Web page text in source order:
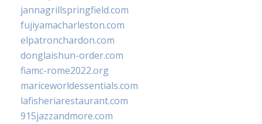
jannagrillspringfield.com
fujiyamacharleston.com
elpatronchardon.com
donglaishun-order.com
fiamc-rome2022.org
mariceworldessentials.com
lafisheriarestaurant.com
915jazzandmore.com